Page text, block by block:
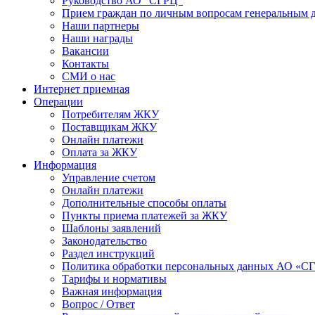
Прием граждан по личным вопросам генеральным
Наши партнеры
Наши награды
Вакансии
Контакты
СМИ о нас
Интернет приемная
Операции
Потребителям ЖКУ
Поставщикам ЖКУ
Онлайн платежи
Оплата за ЖКУ
Информация
Управление счетом
Онлайн платежи
Дополнительные способы оплаты
Пункты приема платежей за ЖКУ
Шаблоны заявлений
Законодательство
Раздел инструкций
Политика обработки персональных данных АО
Тарифы и нормативы
Важная информация
Вопрос / Ответ